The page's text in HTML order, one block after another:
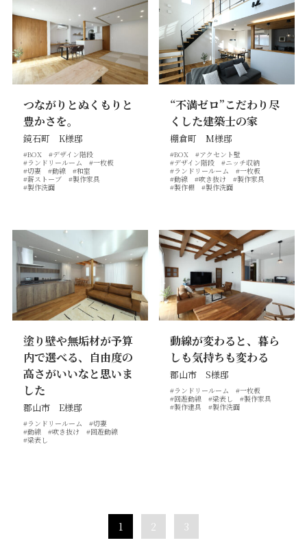
プライバシーポリシー サイトマップ トップページ
©speaks-test.
つながりとぬくもりと
豊かさを。
鏡石町 K様邸
#BOX
#デザイン階段
#ランドリールーム
#一枚板
#切妻
#動線
#和室
#薪ストーブ
#製作家具
#製作洗面
“不満ゼロ”こだわり尽
くした建築士の家
棚倉町 M様邸
#BOX
#アクセント壁
#デザイン階段
#ニッチ収納
#ランドリールーム
#一枚板
#動線
#吹き抜け
#製作家具
#製作棚
#製作洗面
塗り壁や無垢材が予算
内で選べる、自由度の
高さがいいなと思いま
した
郡山市 E様邸
#ランドリールーム
#切妻
#動線
#吹き抜け
#回遊動線
#梁表し
動線が変わると、暮ら
しも気持ちも変わる
郡山市 S様邸
#ランドリールーム
#一枚板
#回遊動線
#梁表し
#製作家具
#製作建具
#製作洗面
1 2 3